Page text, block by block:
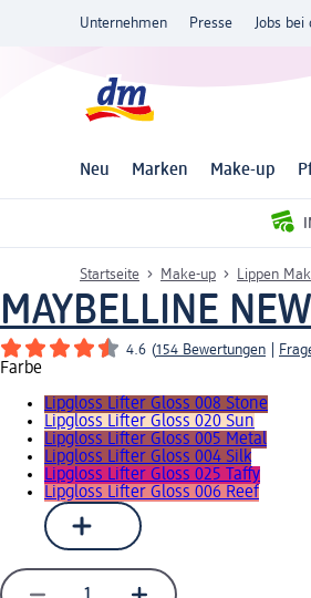
Unternehmen Presse Jobs bei
Neu Marken Make-up
Startseite Make-up Lippen
MAYBELLINE
4.6 (154 Bewertungen
Farbe
Lipgloss Lifter Gloss 008 Stone
Lipgloss Lifter Gloss 020 Sun
Lipgloss Lifter Gloss 005 Metal
Lipgloss Lifter Gloss 004 Silk
Lipgloss Lifter Gloss 025 Taffy
Lipgloss Lifter Gloss 006 Reef